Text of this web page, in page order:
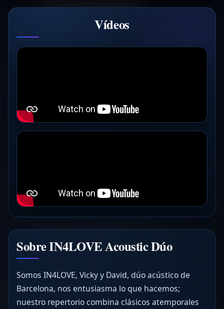
Vídeos
Sobre IN4LOVE Acoustic Dúo
Somos IN4LOVE, Vicky y David, dúo acústico de
Barcelona, nos entusiasma lo que hacemos;
nuestro repertorio combina clásicos atemporales